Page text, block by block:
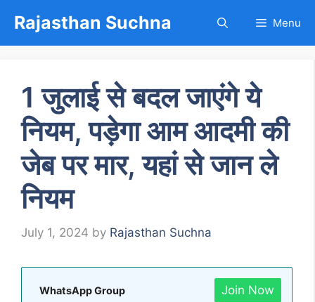
content
Rajasthan Suchna Menu
1 जुलाई से बदल जाएंगे ये
नियम, पड़ेगा आम आदमी की
जेब पर मार, यहां से जान ले
नियम
July 1, 2024 by Rajasthan Suchna
WhatsApp Group Join Now